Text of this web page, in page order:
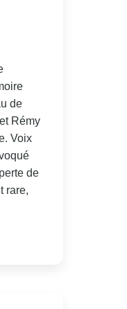
de
Rémy
Voix
de
rare,